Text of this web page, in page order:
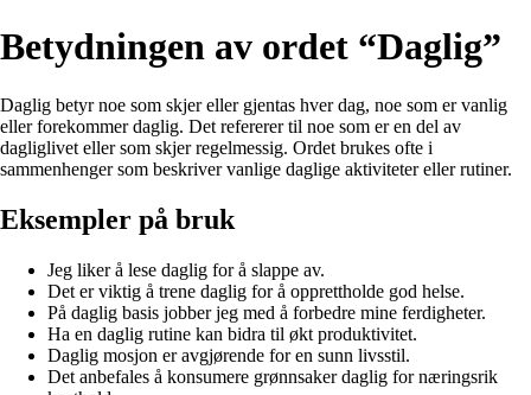
Betydningen av ordet “Daglig”
Daglig betyr noe som skjer eller gjentas hver dag, noe som er vanlig
eller forekommer daglig. Det refererer til noe som er en del av
dagliglivet eller som skjer regelmessig. Ordet brukes ofte i
sammenhenger som beskriver vanlige daglige aktiviteter eller rutiner.
Eksempler på bruk
Jeg liker å lese daglig for å slappe av.
Det er viktig å trene daglig for å opprettholde god helse.
På daglig basis jobber jeg med å forbedre mine ferdigheter.
Ha en daglig rutine kan bidra til økt produktivitet.
Daglig mosjon er avgjørende for en sunn livsstil.
Det anbefales å konsumere grønnsaker daglig for næringsrik